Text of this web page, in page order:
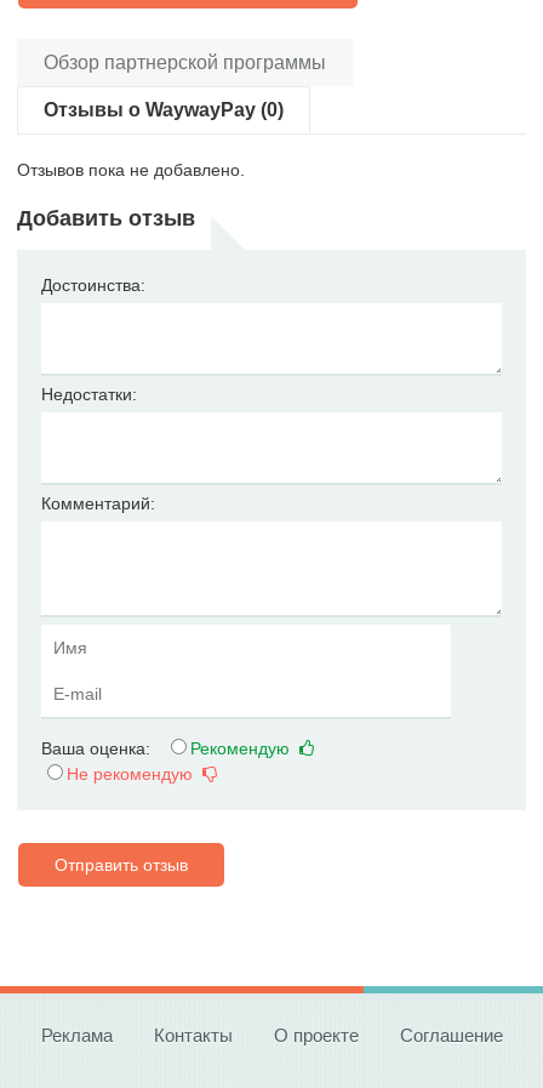
Обзор партнерской программы
Отзывы о WaywayPay (0)
Отзывов пока не добавлено.
Добавить отзыв
Достоинства:
Недостатки:
Комментарий:
Ваша оценка:
Рекомендую
Не рекомендую
Отправить отзыв
Реклама Контакты О проекте Соглашение